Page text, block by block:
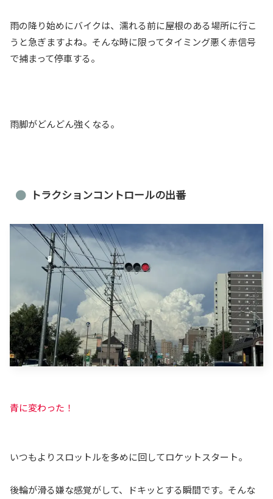
雨の降り始めにバイクは、濡れる前に屋根のある場所に行こ
うと急ぎますよね。そんな時に限ってタイミング悪く赤信号
で捕まって停車する。
雨脚がどんどん強くなる。
トラクションコントロールの出番
青に変わった！
いつもよりスロットルを多めに回してロケットスタート。
後輪が滑る嫌な感覚がして、ドキッとする瞬間です。そんな